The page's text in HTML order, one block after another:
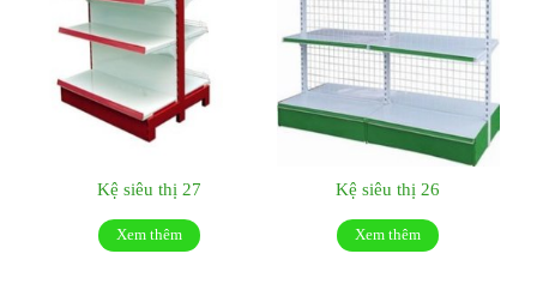
Kệ siêu thị 27
Xem thêm
Kệ siêu thị 26
Xem thêm